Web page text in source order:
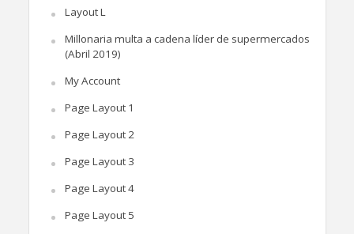
Layout L
Millonaria multa a cadena líder de supermercados
(Abril 2019)
My Account
Page Layout 1
Page Layout 2
Page Layout 3
Page Layout 4
Page Layout 5